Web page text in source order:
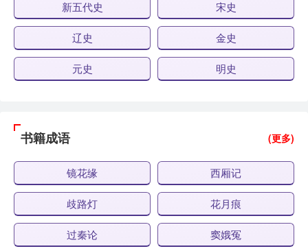
新五代史 宋史
辽史 金史
元史 明史
书籍成语 (更多)
镜花缘 西厢记
歧路灯 花月痕
过秦论 窦娥冤